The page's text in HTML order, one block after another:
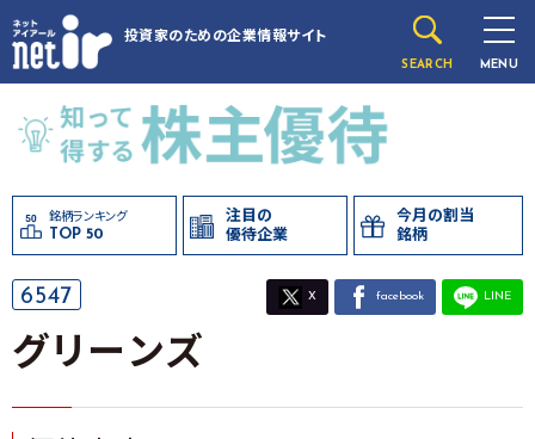
投資家のための企業情報サイト
SEARCH MENU
銘柄ランキング
TOP 50
注目の
優待企業
今月の割当
銘柄
6547 X facebook LINE
グリーンズ